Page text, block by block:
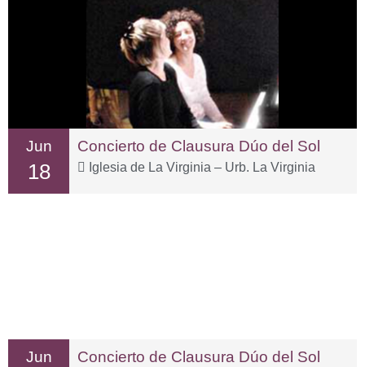
Jun
18
Concierto de Clausura Dúo del Sol
Iglesia de La Virginia – Urb. La Virginia
Jun Concierto de Clausura Dúo del Sol